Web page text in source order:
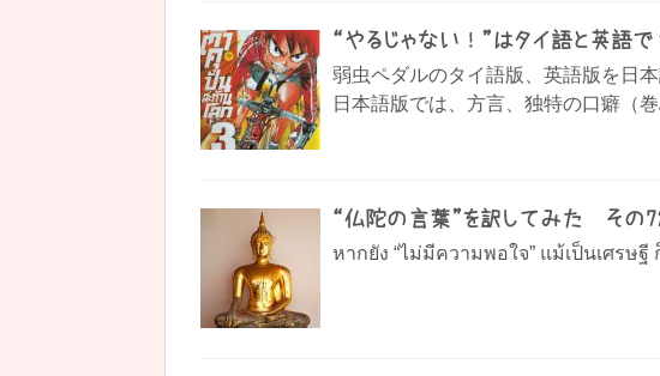
“やるじゃない！”はタイ語と英語で
弱虫ペダルのタイ語版、英語版を日
日本語版では、方言、独特の口癖（
“仏陀の言葉”を訳してみた その
หากยัง “ไม่มีความพอใจ” แม้เป็นเศรษ